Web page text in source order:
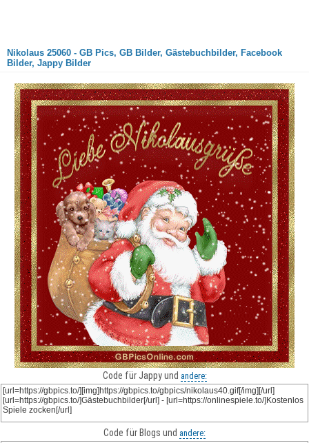
Nikolaus 25060 - GB Pics, GB Bilder, Gästebuchbilder, Facebook
Bilder, Jappy Bilder
Code für Jappy und andere:
Code für Blogs und andere: